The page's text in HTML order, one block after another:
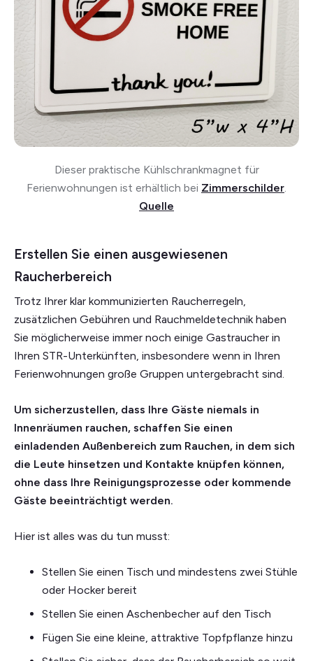
Dieser praktische Kühlschrankmagnet für
Ferienwohnungen ist erhältlich bei Zimmerschilder.
Quelle
Erstellen Sie einen ausgewiesenen
Raucherbereich
Trotz Ihrer klar kommunizierten Raucherregeln,
zusätzlichen Gebühren und Rauchmeldetechnik haben
Sie möglicherweise immer noch einige Gastraucher in
Ihren STR-Unterkünften, insbesondere wenn in Ihren
Ferienwohnungen große Gruppen untergebracht sind.
Um sicherzustellen, dass Ihre Gäste niemals in
Innenräumen rauchen, schaffen Sie einen
einladenden Außenbereich zum Rauchen, in dem sich
die Leute hinsetzen und Kontakte knüpfen können,
ohne dass Ihre Reinigungsprozesse oder kommende
Gäste beeinträchtigt werden.
Hier ist alles was du tun musst:
Stellen Sie einen Tisch und mindestens zwei Stühle
oder Hocker bereit
Stellen Sie einen Aschenbecher auf den Tisch
Fügen Sie eine kleine, attraktive Topfpflanze hinzu